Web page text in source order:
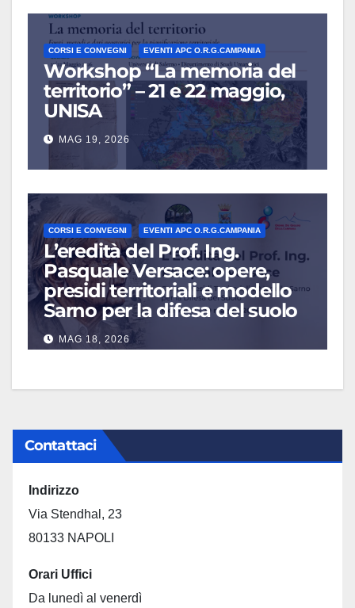
CORSI E CONVEGNI EVENTI APC O.R.G.CAMPANIA
Workshop “La memoria del
territorio” – 21 e 22 maggio,
UNISA
MAG 19, 2026
CORSI E CONVEGNI EVENTI APC O.R.G.CAMPANIA
L’eredità del Prof. Ing.
Pasquale Versace: opere,
presidi territoriali e modello
Sarno per la difesa del suolo
MAG 18, 2026
Contattaci
Indirizzo
Via Stendhal, 23
80133 NAPOLI
Orari Uffici
Da lunedì al venerdì